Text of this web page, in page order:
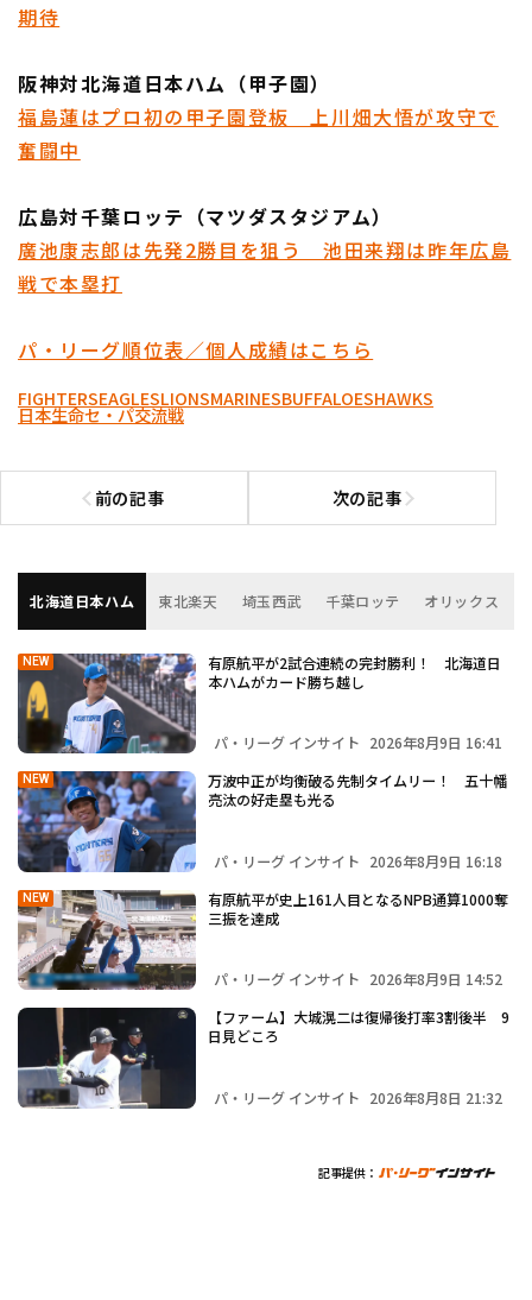
期待
阪神対北海道日本ハム（甲子園）
福島蓮はプロ初の甲子園登板 上川畑大悟が攻守で
奮闘中
広島対千葉ロッテ（マツダスタジアム）
廣池康志郎は先発2勝目を狙う 池田来翔は昨年広島
戦で本塁打
パ・リーグ順位表／個人成績はこちら
FIGHTERSEAGLESLIONSMARINESBUFFALOESHAWKS
日本生命セ・パ交流戦
前の記事
前の記事へ 次の記事次の記事へ
北海道日本ハム 東北楽天 埼玉西武 千葉ロッテ オリックス
NEW
有原航平が2試合連続の完封勝利！ 北海道日
本ハムがカード勝ち越し
パ・リーグ インサイト 2026年8月9日 16:41
NEW
万波中正が均衡破る先制タイムリー！ 五十幡
亮汰の好走塁も光る
パ・リーグ インサイト 2026年8月9日 16:18
NEW
有原航平が史上161人目となるNPB通算1000奪
三振を達成
パ・リーグ インサイト 2026年8月9日 14:52
【ファーム】大城滉二は復帰後打率3割後半 9
日見どころ
パ・リーグ インサイト 2026年8月8日 21:32
記事提供：